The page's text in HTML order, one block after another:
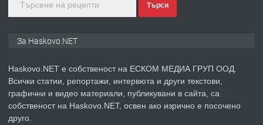
преди 5 дни
ПРЕДЛАГА СГЛОБЯВАНЕ НА МЕБЕЛИ.
Търси
За Haskovo.NET
Haskovo.NET е собственост на ЕСКОМ МЕДИА ГРУП ООД.
Всички статии, репортажи, интервюта и други текстови,
графични и видео материали, публикувани в сайта, са
собственост на Haskovo.NET, освен ако изрично е посочено
друго.